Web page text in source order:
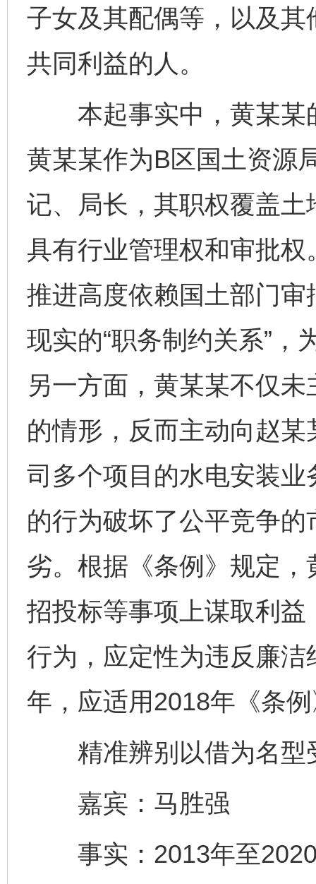
子女及其配偶等，以及
共同利益的人。
本起事实中，黄某某
黄某某作为B区国土资源
记、局长，其职权覆盖
具有行业管理权和审批
推进高度依赖国土部门
现实的“职务制约关系”，
另一方面，黄某某不仅
的情形，反而主动向赵
司多个项目的水电安装
的行为破坏了公平竞争
劣。根据《条例》规定
招投标等事项上谋取利
行为，应定性为违反廉
年，应适用2018年《条
精准辨别以借为名型
嘉宾：马胜强
事实：2013年至2020